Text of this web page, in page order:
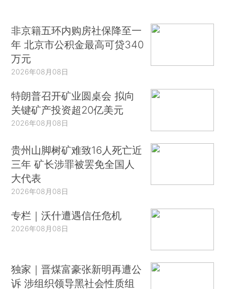
非京籍五环内购房社保降至一
年 北京市公积金最高可贷340
万元
2026年08月08日
特朗普召开矿业圆桌会 拟向
关键矿产投资超20亿美元
2026年08月08日
贵州山脚树矿难致16人死亡近
三年 矿长涉罪被罢免全国人
大代表
2026年08月08日
专栏｜沃什遭遇信任危机
2026年08月08日
独家｜晋煤富豪张新明再遭公
诉 涉组织领导黑社会性质组